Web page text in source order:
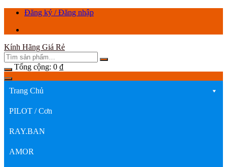
ChuyểnĐăng ký / Đăng nhập
Kính Hãng Giá Rẻ
Tổng cộng: 0 ₫
Trang Chủ
PILOT / Cơn
RAY.BAN
AMOR